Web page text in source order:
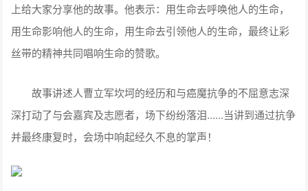
上给大家分享他的故事。他表示：用生命去呼唤他人的生命，
用生命影响他人的生命，用生命去引领他人的生命，最终让彩
丝带的精神共同唱响生命的赞歌。
故事讲述人曹立军坎坷的经历和与癌魔抗争的不屈意志深
深打动了与会嘉宾及志愿者，场下纷纷落泪......当讲到通过抗争
并最终康复时，会场中响起经久不息的掌声！